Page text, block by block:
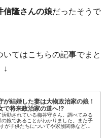
信隆さんの娘だったそうで
いてはこちらの記事でまと
↓
が結婚した妻は大物政治家の娘！
で将来政治家の道へ!?
動されている梅谷守さん。調べてみる
の娘であることがわかりました。また子
が子供たちについてや家族関係なども